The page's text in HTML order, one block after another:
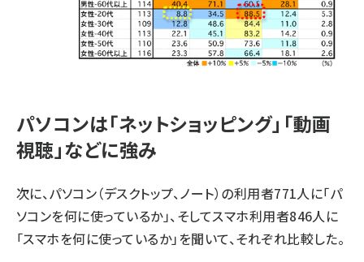
パソコンは「ネットショッピング」「動画
視聴」などに強み
次に、パソコン（デスクトップ、ノート）の利用者771人に「パ
ソコンを何に使っているか」、そしてスマホ利用者846人に
「スマホを何に使っているか」を聞いて、それぞれ比較した。